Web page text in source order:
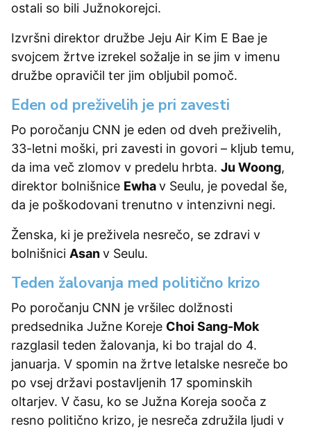
ostali so bili Južnokorejci.
Izvršni direktor družbe Jeju Air Kim E Bae je
svojcem žrtve izrekel sožalje in se jim v imenu
družbe opravičil ter jim obljubil pomoč.
Eden od preživelih je pri zavesti
Po poročanju CNN je eden od dveh preživelih,
33-letni moški, pri zavesti in govori – kljub temu,
da ima več zlomov v predelu hrbta. Ju Woong,
direktor bolnišnice Ewhav Seulu, je povedal še,
da je poškodovani trenutno v intenzivni negi.
Ženska, ki je preživela nesrečo, se zdravi v
bolnišnici Asanv Seulu.
Teden žalovanja med politično krizo
Po poročanju CNN je vršilec dolžnosti
predsednika Južne Koreje Choi Sang-Mok
razglasil teden žalovanja, ki bo trajal do 4.
januarja. V spomin na žrtve letalske nesreče bo
po vsej državi postavljenih 17 spominskih
oltarjev. V času, ko se Južna Koreja sooča z
resno politično krizo, je nesreča združila ljudi v